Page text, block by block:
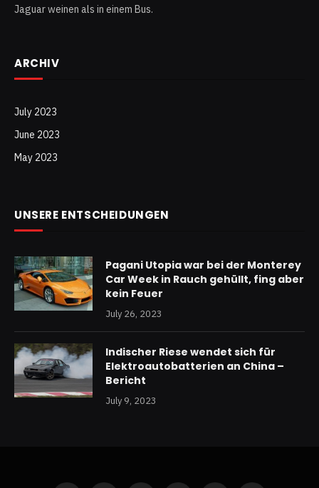
Jaguar weinen als in einem Bus.
ARCHIV
July 2023
June 2023
May 2023
UNSERE ENTSCHEIDUNGEN
Pagani Utopia war bei der Monterey
Car Week in Rauch gehüllt, fing aber
kein Feuer
July 26, 2023
Indischer Riese wendet sich für
Elektroautobatterien an China –
Bericht
July 9, 2023